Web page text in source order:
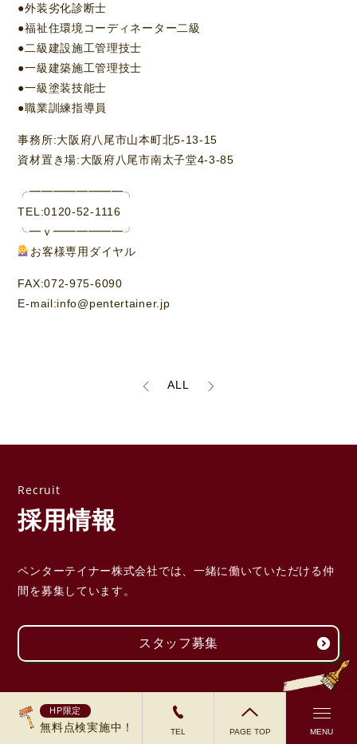
HP限定
無料点検実施中！ TEL PAGE TOP MENU
●外装劣化診断士
●福祉住環境コーディネーター二級
●二級建設施工管理技士
●一級建築施工管理技士
●一級塗装技能士
●職業訓練指導員
事務所:大阪府八尾市山本町北5-13-15
資材置き場:大阪府八尾市南太子堂4-3-85
╭━━━━━━━━╮
TEL:0120-52-1116
╰━ｖ━━━━━━╯
お客様専用ダイヤル
FAX:072-975-6090
E-mail:info@pentertainer.jp
ALL
採用情報
ペンターテイナー株式会社では、一緒に働いていただける仲
間を募集しています。
スタッフ募集